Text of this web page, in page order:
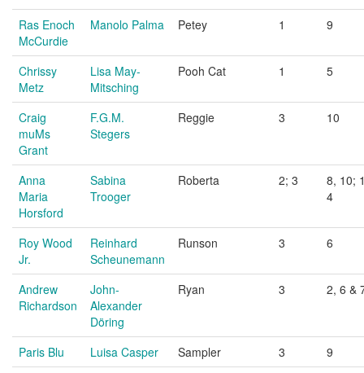
Ras Enoch
McCurdie
Manolo Palma Petey 1 9
Chrissy
Metz
Lisa May-
Mitsching
Pooh Cat 1 5
Craig
muMs
Grant
F.G.M.
Stegers
Reggie 3 10
Anna
Maria
Horsford
Sabina
Trooger
Roberta 2; 3
8, 10;
4
Roy Wood
Jr.
Reinhard
Scheunemann
Runson 3 6
Andrew
Richardson
John-
Alexander
Döring
Ryan 3 2, 6 &
Paris Blu Luisa Casper Sampler 3
9